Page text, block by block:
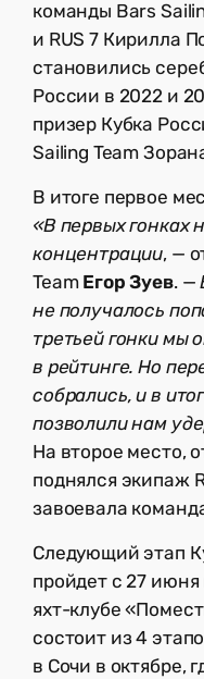
команды Bars
и RUS 7 Кирилла
становились
России в 2022 и
призер Кубка
Sailing Team
В итоге первое
«В первых гонках
концентрации, —
Team Егор Зуев. —
не получалось
третьей гонки мы
в рейтинге. Но
собрались, и в
позволили нам
На второе место,
поднялся экипаж
завоевала
Следующий этап
пройдет с 27
яхт-клубе
состоит из 4
в Сочи в октябре,